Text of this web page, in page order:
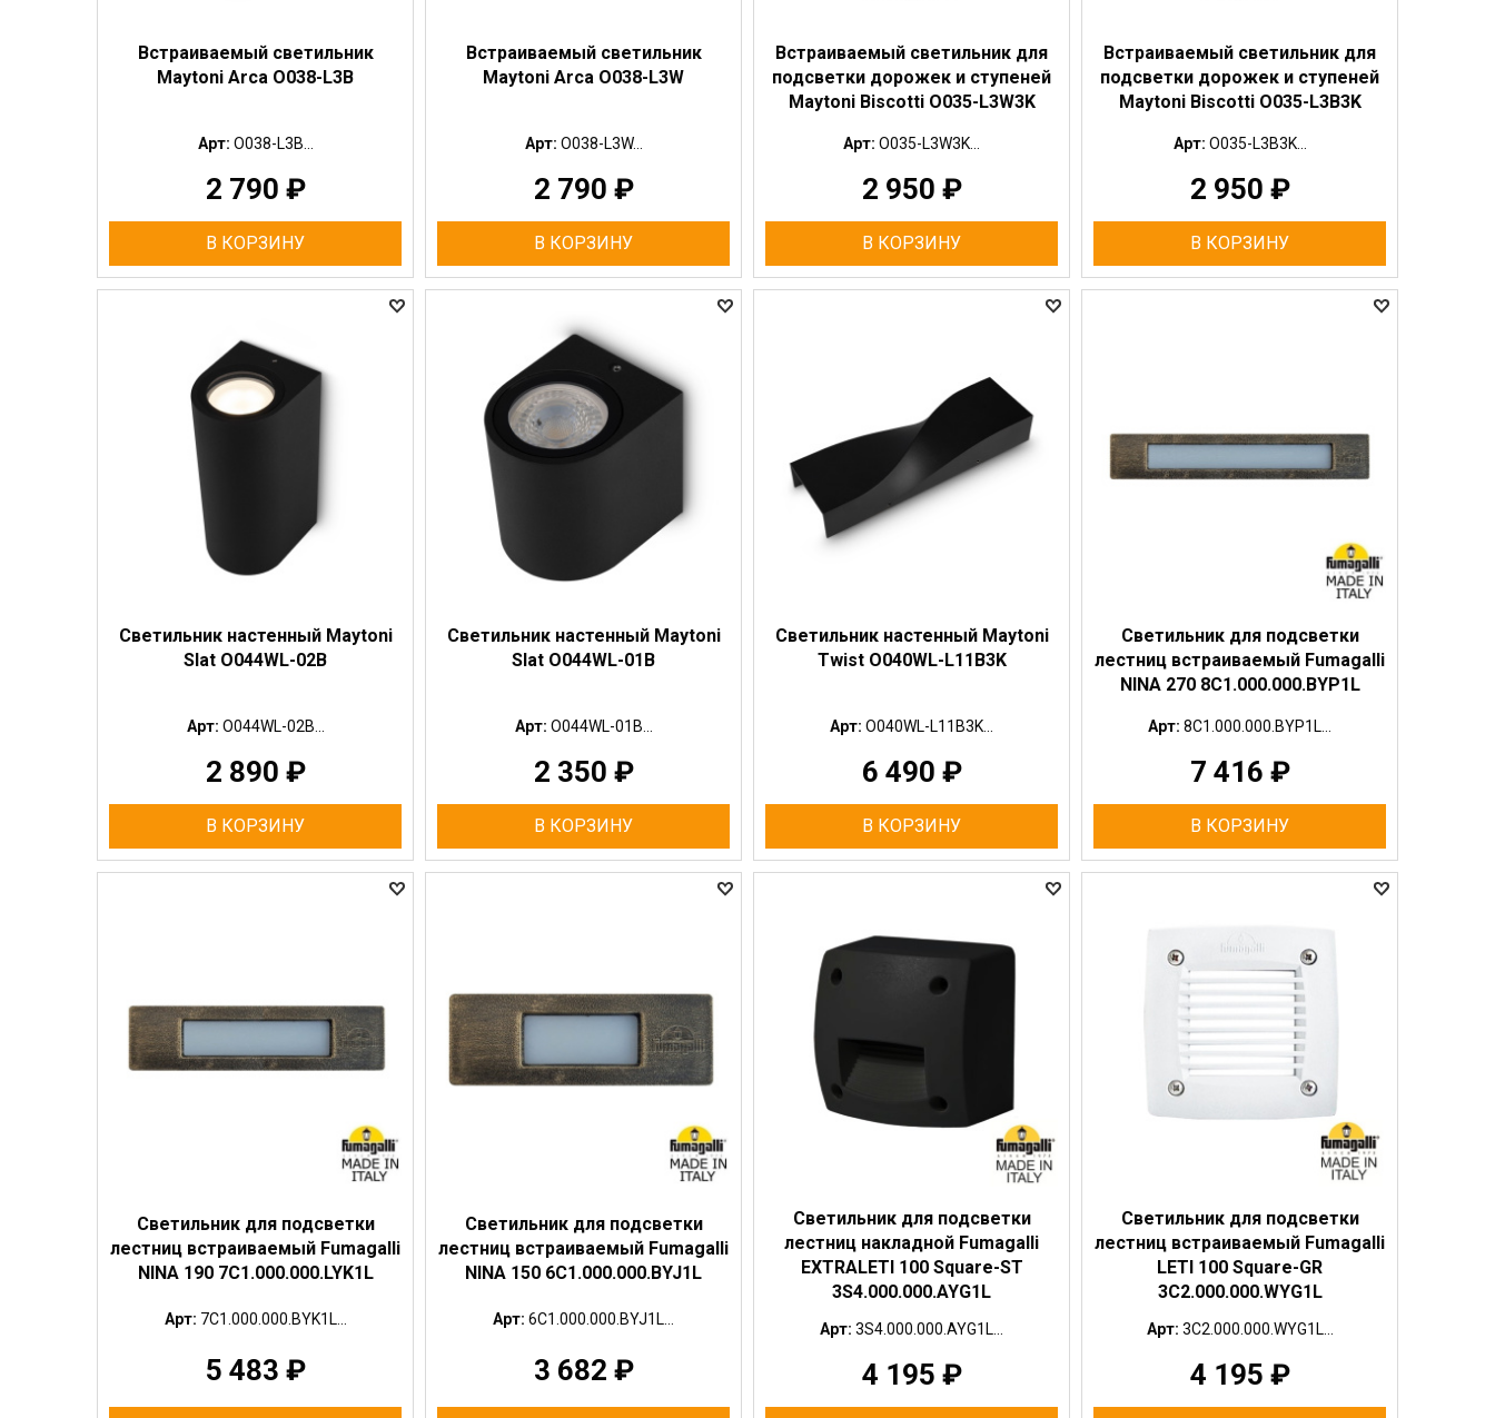
Встраиваемый светильник
Maytoni Arca O038-L3B
Арт: O038-L3B...
2 790 ₽
В КОРЗИНУ
Встраиваемый светильник
Maytoni Arca O038-L3W
Арт: O038-L3W...
2 790 ₽
В КОРЗИНУ
Встраиваемый светильник для
подсветки дорожек и ступеней
Maytoni Biscotti O035-L3W3K
Арт: O035-L3W3K...
2 950 ₽
В КОРЗИНУ
Встраиваемый светильник для
подсветки дорожек и ступеней
Maytoni Biscotti O035-L3B3K
Арт: O035-L3B3K...
2 950 ₽
В КОРЗИНУ
Светильник настенный Maytoni
Slat O044WL-02B
Арт: O044WL-02B...
2 890 ₽
В КОРЗИНУ
Светильник настенный Maytoni
Slat O044WL-01B
Арт: O044WL-01B...
2 350 ₽
В КОРЗИНУ
Светильник настенный Maytoni
Twist O040WL-L11B3K
Арт: O040WL-L11B3K...
6 490 ₽
В КОРЗИНУ
Светильник для подсветки
лестниц встраиваемый Fumagalli
NINA 270 8C1.000.000.BYP1L
Арт: 8C1.000.000.BYP1L...
7 416 ₽
В КОРЗИНУ
Светильник для подсветки
лестниц встраиваемый Fumagalli
NINA 190 7C1.000.000.LYK1L
Арт: 7C1.000.000.BYK1L...
5 483 ₽
Светильник для подсветки
лестниц встраиваемый Fumagalli
NINA 150 6C1.000.000.BYJ1L
Арт: 6C1.000.000.BYJ1L...
3 682 ₽
Светильник для подсветки
лестниц накладной Fumagalli
EXTRALETI 100 Square-ST
3S4.000.000.AYG1L
Арт: 3S4.000.000.AYG1L...
4 195 ₽
Светильник для подсветки
лестниц встраиваемый Fumagalli
LETI 100 Square-GR
3C2.000.000.WYG1L
Арт: 3C2.000.000.WYG1L...
4 195 ₽